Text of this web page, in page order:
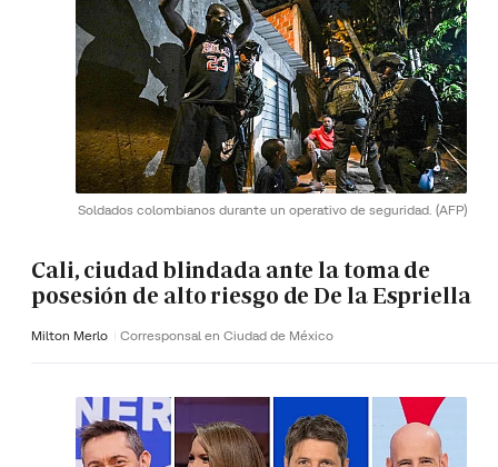
Soldados colombianos durante un operativo de seguridad. (AFP)
Cali, ciudad blindada ante la toma de
posesión de alto riesgo de De la Espriella
Milton Merlo Corresponsal en Ciudad de México